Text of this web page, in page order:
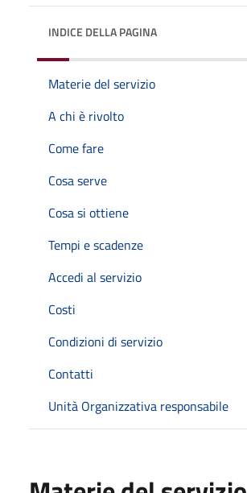
INDICE DELLA PAGINA
Materie del servizio
A chi è rivolto
Come fare
Cosa serve
Cosa si ottiene
Tempi e scadenze
Accedi al servizio
Costi
Condizioni di servizio
Contatti
Unità Organizzativa responsabile